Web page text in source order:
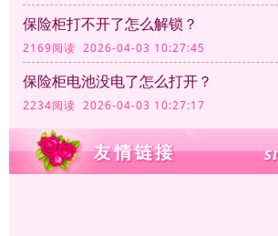
保险柜打不开了怎么解锁？
2169阅读 2026-04-03 10:27:45
保险柜电池没电了怎么打开？
2234阅读 2026-04-03 10:27:17